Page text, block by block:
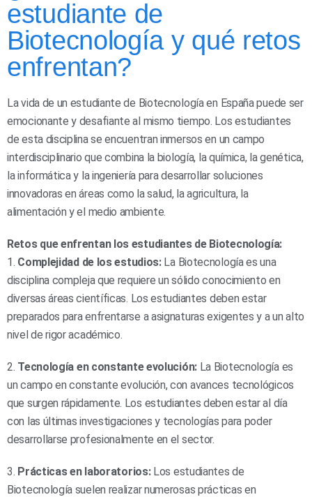
estudiante de
Biotecnología y qué retos
enfrentan?
La vida de un estudiante de Biotecnología en España puede ser
emocionante y desafiante al mismo tiempo. Los estudiantes
de esta disciplina se encuentran inmersos en un campo
interdisciplinario que combina la biología, la química, la genética,
la informática y la ingeniería para desarrollar soluciones
innovadoras en áreas como la salud, la agricultura, la
alimentación y el medio ambiente.
Retos que enfrentan los estudiantes de Biotecnología:
1. Complejidad de los estudios:La Biotecnología es una
disciplina compleja que requiere un sólido conocimiento en
diversas áreas científicas. Los estudiantes deben estar
preparados para enfrentarse a asignaturas exigentes y a un alto
nivel de rigor académico.
2. Tecnología en constante evolución:La Biotecnología es
un campo en constante evolución, con avances tecnológicos
que surgen rápidamente. Los estudiantes deben estar al día
con las últimas investigaciones y tecnologías para poder
desarrollarse profesionalmente en el sector.
3. Prácticas en laboratorios:Los estudiantes de
Biotecnología suelen realizar numerosas prácticas en